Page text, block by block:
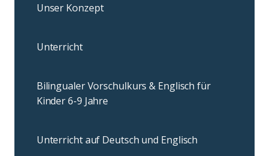
Unser Konzept
Unterricht
Bilingualer Vorschulkurs & Englisch für
Kinder 6-9 Jahre
Unterricht auf Deutsch und Englisch